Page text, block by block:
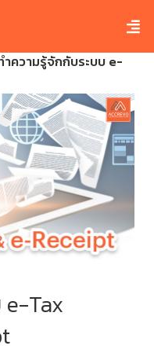
ำความรู้จักกับระบบ e-
e-Tax